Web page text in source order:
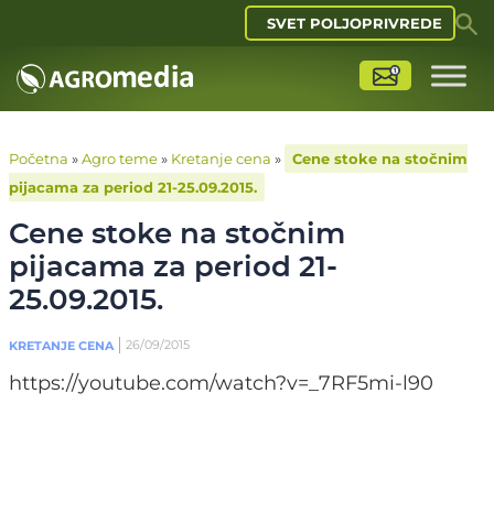
SVET POLJOPRIVREDE
Početna »Agro teme» Kretanje cena »
Cene stoke na stočnim
pijacama za period 21-25.09.2015.
Cene stoke na stočnim
pijacama za period 21-
25.09.2015.
KRETANJE CENA 26/09/2015
https://youtube.com/watch?v=_7RF5mi-l90